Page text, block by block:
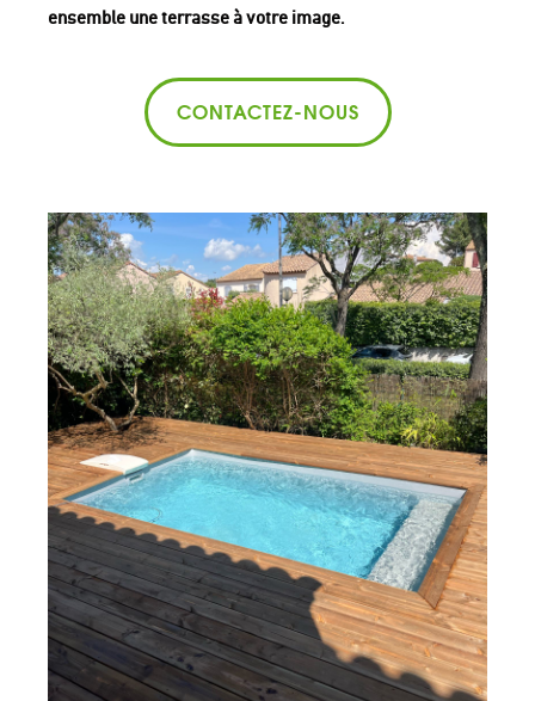
ensemble une terrasse à votre image.
CONTACTEZ-NOUS